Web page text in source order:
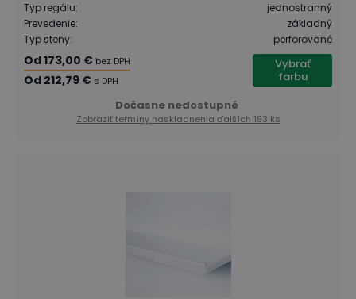
Typ regálu:
jednostranný
Prevedenie:
základný
Typ steny: perforované
Od173,00 € bez DPH
Od 212,79 € s DPH
Vybrať
farbu
Dočasne nedostupné
Zobraziť termíny naskladnenia ďalších 193 ks